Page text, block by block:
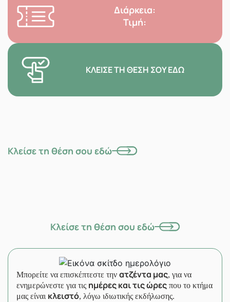
Διάρκεια:
Τιμή:
ΚΛΕΊΣΕ ΤΗ ΘΈΣΗ ΣΟΥ ΕΔΏ
Κλείσε τη θέση σου εδώ
Κλείσε τη θέση σου εδώ
Μπορείτε να επισκέπτεστε την ατζέντα μας, για να
ενημερώνεστε για τις ημέρες και τις ώρες που το κτήμα
μας είναι κλειστό, λόγω ιδιωτικής εκδήλωσης.